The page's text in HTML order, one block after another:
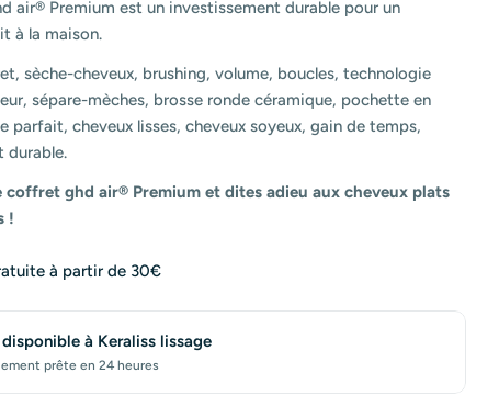
air® Premium est un investissement durable pour un
à la maison.
sèche-cheveux, brushing, volume, boucles, technologie
sépare-mèches, brosse ronde céramique, pochette en
parfait, cheveux lisses, cheveux soyeux, gain de temps,
durable.
coffret ghd air® Premium et dites adieu aux cheveux plats
!
à partir de 30€
à Keraliss lissage
prête en 24 heures